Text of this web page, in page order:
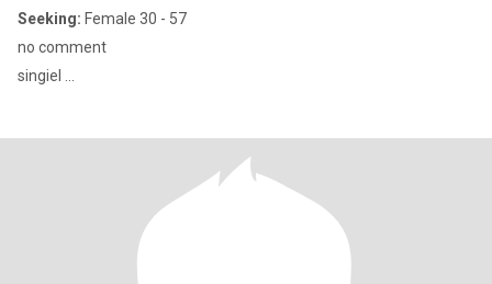
Seeking: Female 30 - 57
no comment
singiel ...